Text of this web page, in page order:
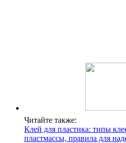
Читайте также:
Клей для пластика: типы
пластмассы, правила для